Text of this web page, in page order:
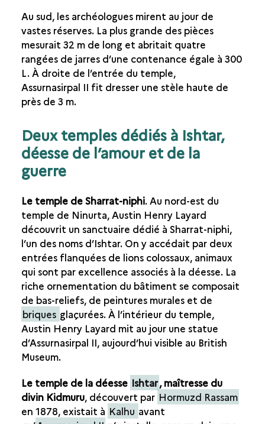
Au sud, les archéologues mirent au jour de
vastes réserves. La plus grande des pièces
mesurait 32 m de long et abritait quatre
rangées de jarres d’une contenance égale à 300
L. À droite de l’entrée du temple,
Assurnasirpal II fit dresser une stèle haute de
près de 3 m.
Deux temples dédiés à Ishtar,
déesse de l’amour et de la
guerre
Le temple de Sharrat-niphi. Au nord-est du
temple de Ninurta, Austin Henry Layard
découvrit un sanctuaire dédié à Sharrat-niphi,
l’un des noms d’Ishtar. On y accédait par deux
entrées flanquées de lions colossaux, animaux
qui sont par excellence associés à la déesse. La
riche ornementation du bâtiment se composait
de bas-reliefs, de peintures murales et de
briques glaçurées. À l’intérieur du temple,
Austin Henry Layard mit au jour une statue
d’Assurnasirpal II, aujourd’hui visible au British
Museum.
Le temple de la déesse Ishtar, maîtresse du
divin Kidmuru, découvert par Hormuzd Rassam
en 1878, existait à Kalhu avant